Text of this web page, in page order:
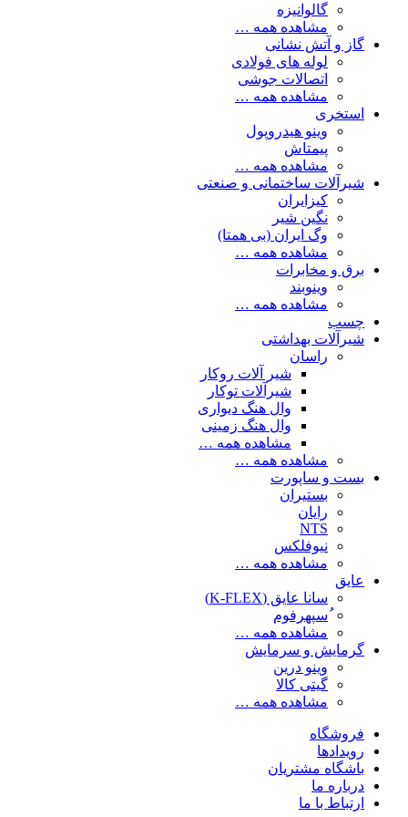
گالوانیزه
مشاهده همه …
گاز و آتش نشانی
لوله های فولادی
اتصالات جوشی
مشاهده همه …
استخری
وینو هیدروپول
پیمتاش
مشاهده همه …
شیرآلات ساختمانی و صنعتی
کیزایران
نگین شیر
وگ ایران (بی همتا)
مشاهده همه …
برق و مخابرات
وینوبند
مشاهده همه …
چسب
شیرآلات بهداشتی
راسان
شیر آلات روکار
شیرآلات توکار
وال هنگ دیواری
وال هنگ زمینی
مشاهده همه …
مشاهده همه …
بست و ساپورت
بستیران
رایان
NTS
نیوفلکس
مشاهده همه …
عایق
سانا عایق (K-FLEX)
ُسپهرفوم
مشاهده همه …
گرمایش و سرمایش
وینو درین
گیتی کالا
مشاهده همه …
فروشگاه
رویدادها
باشگاه مشتریان
درباره ما
ارتباط با ما